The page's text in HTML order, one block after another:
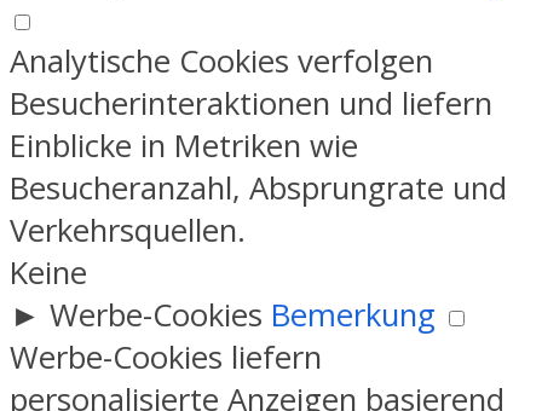
Analytische Cookies verfolgen
Besucherinteraktionen und liefern
Einblicke in Metriken wie
Besucheranzahl, Absprungrate und
Verkehrsquellen.
Keine
► Werbe-Cookies Bemerkung
Werbe-Cookies liefern
personalisierte Anzeigen basierend